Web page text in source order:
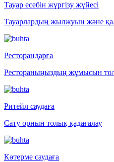
Тауар есебін жүргізу жүйесі
Тауарлардың жылжуын және
Ресторандарға
Рестораныңыздың жұмысын
Ритейл саудаға
Сату орнын толық қадағалау
Көтерме саудаға